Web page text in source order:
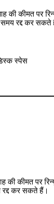
की कीमत पर
रद्द कर सकते
स्पेस
की कीमत पर
रद्द कर सकते हैं।